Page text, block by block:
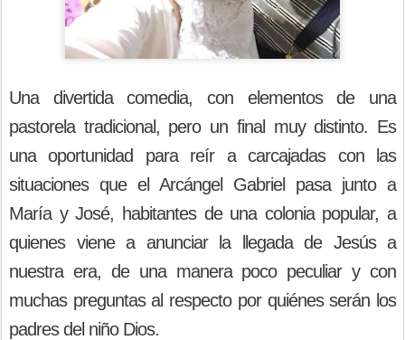
Una divertida comedia, con elementos de una
pastorela tradicional, pero un final muy distinto. Es
una oportunidad para reír a carcajadas con las
situaciones que el Arcángel Gabriel pasa junto a
María y José, habitantes de una colonia popular, a
quienes viene a anunciar la llegada de Jesús a
nuestra era, de una manera poco peculiar y con
muchas preguntas al respecto por quiénes serán los
padres del niño Dios.